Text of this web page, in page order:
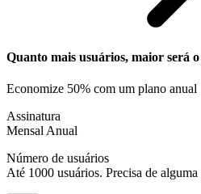
Quanto mais usuários, maior será
Economize 50% com um plano anual
Assinatura
Mensal Anual
Número de usuários
Até 1000 usuários. Precisa de alguma